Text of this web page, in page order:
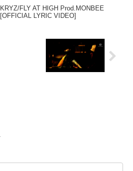
KRYZ/FLY AT HIGH Prod.MONBEE
[OFFICIAL LYRIC VIDEO]